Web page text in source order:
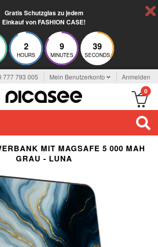
Gratis Schutzglas zu jedem
Einkauf von FASHION CASE!
2
HOURS
9
MINUTES
39
SECONDS
777 793 005 Mein Benutzerkonto Anmelden
0
MIT MAGSAFE 5 000 MAH
GRAU - LUNA